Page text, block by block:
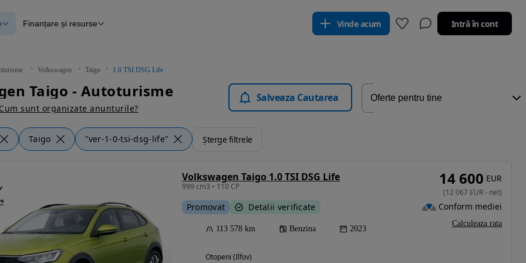
verificate
Blog Autovit.ro
Finanțare și resurse Vinde acum Intră în cont
Volkswagen Taigo 1.0 TSI DSG Life
Taigo - Autoturisme
Cum sunt organizate anunturile?
Salveaza Cautarea
Taigo "ver-1-0-tsi-dsg-life" Șterge filtrele
Volkswagen Taigo 1.0 TSI DSG Life
999 cm3 • 110 CP
Promovat Detalii verificate
113 578 km Benzina 2023
Otopeni (Ilfov)
14 600 EUR
(12 067 EUR- net)
Conform mediei
Calculeaza rata